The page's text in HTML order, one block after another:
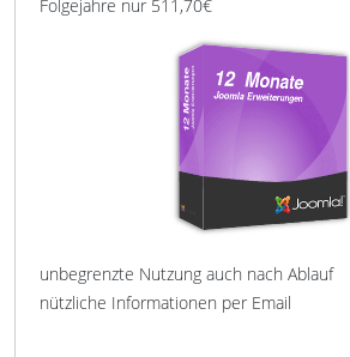
Folgejahre nur 511,70€
unbegrenzte Nutzung auch nach Ablauf
nützliche Informationen per Email